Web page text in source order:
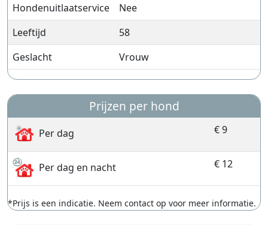
Hondenuitlaatservice
Nee
Leeftijd
58
Geslacht
Vrouw
Prijzen per hond
Per dag € 9
Per dag en nacht € 12
*Prijs is een indicatie. Neem contact op voor meer informatie.